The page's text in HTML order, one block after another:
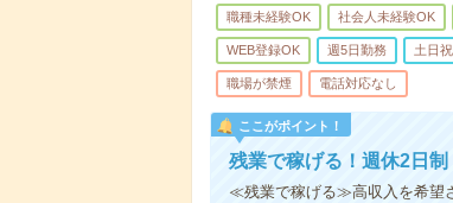
職種未経験OK 社会人未経験OK
WEB登録OK 週5日勤務 土日
職場が禁煙 電話対応なし
ここがポイント！
残業で稼げる！週休2日制
≪残業で稼げる≫高収入を希望